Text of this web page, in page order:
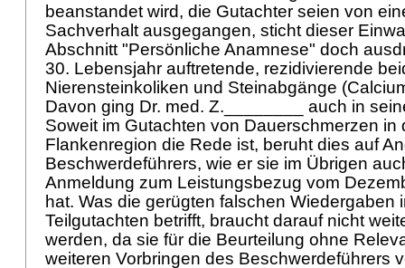
beanstandet wird, die Gutachter seien von
Sachverhalt ausgegangen, sticht dieser
Abschnitt "Persönliche Anamnese" doch
30. Lebensjahr auftretende, rezidivierende
Nierensteinkoliken und Steinabgänge
Davon ging Dr. med. Z.________ auch in
Soweit im Gutachten von Dauerschmerzen in
Flankenregion die Rede ist, beruht dies auf
Beschwerdeführers, wie er sie im Übrigen
Anmeldung zum Leistungsbezug vom
hat. Was die gerügten falschen Wiedergaben
Teilgutachten betrifft, braucht darauf nicht
werden, da sie für die Beurteilung ohne
weiteren Vorbringen des Beschwerdeführers